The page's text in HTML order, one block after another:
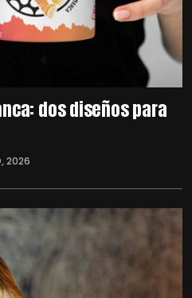
dos diseños para
2026